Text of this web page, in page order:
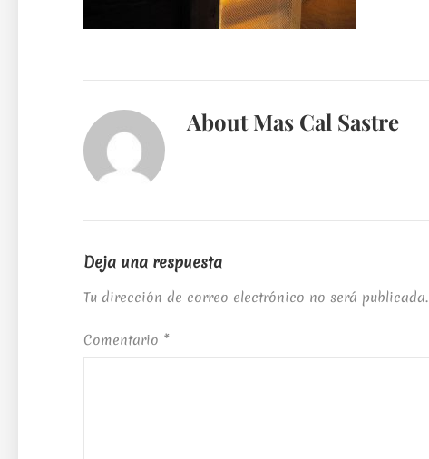
AboutMas Cal Sastre
Deja una respuesta
Tu dirección de correo electrónico no será publicada.
Comentario *